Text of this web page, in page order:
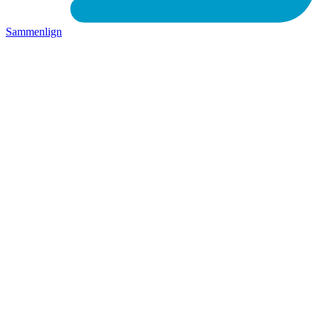
Sammenlign